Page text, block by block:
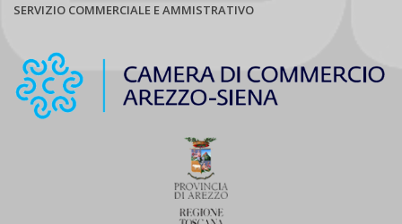
SERVIZIO COMMERCIALE E AMMISTRATIVO